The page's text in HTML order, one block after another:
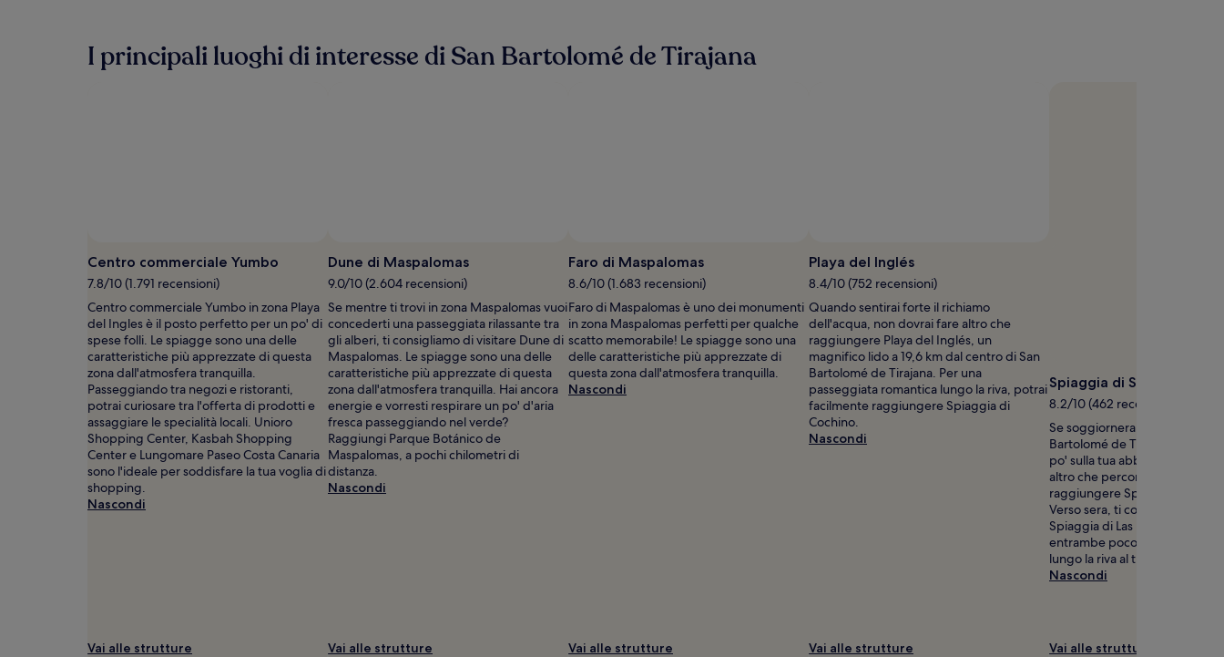
possono
cambiare.
Potrebbero
essere
previste
condizioni
aggiuntive.
I principali luoghi di interesse di San Bartolomé de Tirajana
Centro commerciale Yumbo
7.8/10 (1.791 recensioni)
Centro commerciale Yumbo in zona Playa
del Ingles è il posto perfetto per un po' di
spese folli. Le spiagge sono una delle
caratteristiche più apprezzate di questa
zona dall'atmosfera tranquilla.
Passeggiando tra negozi e ristoranti,
potrai curiosare tra l'offerta di prodotti e
assaggiare le specialità locali. Unioro
Shopping Center, Kasbah Shopping
Center e Lungomare Paseo Costa Canaria
sono l'ideale per soddisfare la tua voglia di
shopping.
Nascondi
Vai alle strutture
Dune di Maspalomas
9.0/10 (2.604 recensioni)
Se mentre ti trovi in zona Maspalomas vuoi
concederti una passeggiata rilassante tra
gli alberi, ti consigliamo di visitare Dune di
Maspalomas. Le spiagge sono una delle
caratteristiche più apprezzate di questa
zona dall'atmosfera tranquilla. Hai ancora
energie e vorresti respirare un po' d'aria
fresca passeggiando nel verde?
Raggiungi Parque Botánico de
Maspalomas, a pochi chilometri di
distanza.
Nascondi
Vai alle strutture
Faro di Maspalomas
8.6/10 (1.683 recensioni)
Faro di Maspalomas è uno dei monumenti
in zona Maspalomas perfetti per qualche
scatto memorabile! Le spiagge sono una
delle caratteristiche più apprezzate di
questa zona dall'atmosfera tranquilla.
Nascondi
Vai alle strutture
Playa del Inglés
8.4/10 (752 recensioni)
Quando sentirai forte il richiamo
dell'acqua, non dovrai fare altro che
raggiungere Playa del Inglés, un
magnifico lido a 19,6 km dal centro di San
Bartolomé de Tirajana. Per una
passeggiata romantica lungo la riva, potrai
facilmente raggiungere Spiaggia di
Cochino.
Nascondi
Vai alle strutture
Spiaggia di San Agustín
8.2/10 (462 recensioni)
Se soggiornerai nel centro di
Bartolomé de Tirajana e vorrai
po' sulla tua abbronzatura,
altro che percorrere 17,7 km e
raggiungere Spiaggia di San
Verso sera, ti consigliamo di
Spiaggia di Las Burras o
entrambe poco distanti, e
lungo la riva al tramonto.
Nascondi
Vai alle strutture